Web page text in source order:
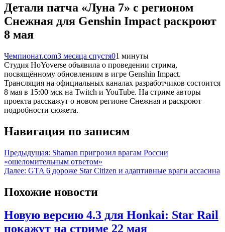
Детали патча «Луна 7» с регионом
Снежная для Genshin Impact раскроют
8 мая
Чемпионат.com3 месяца спустя01 минуты
Студия HoYoverse объявила о проведении стрима,
посвящённому обновлениям в игре Genshin Impact.
Трансляция на официальных каналах разработчиков состоится
8 мая в 15:00 мск на Twitch и YouTube. На стриме авторы
проекта расскажут о новом регионе Снежная и раскроют
подробности сюжета.
Навигация по записям
Предыдущая: Shaman пригрозил врагам России
«ошеломительным ответом»
Далее: GTA 6 дороже Star Citizen и адаптивные враги ассасина
Похожие новости
Новую версию 4.3 для Honkai: Star Rail
покажут на стриме 22 мая